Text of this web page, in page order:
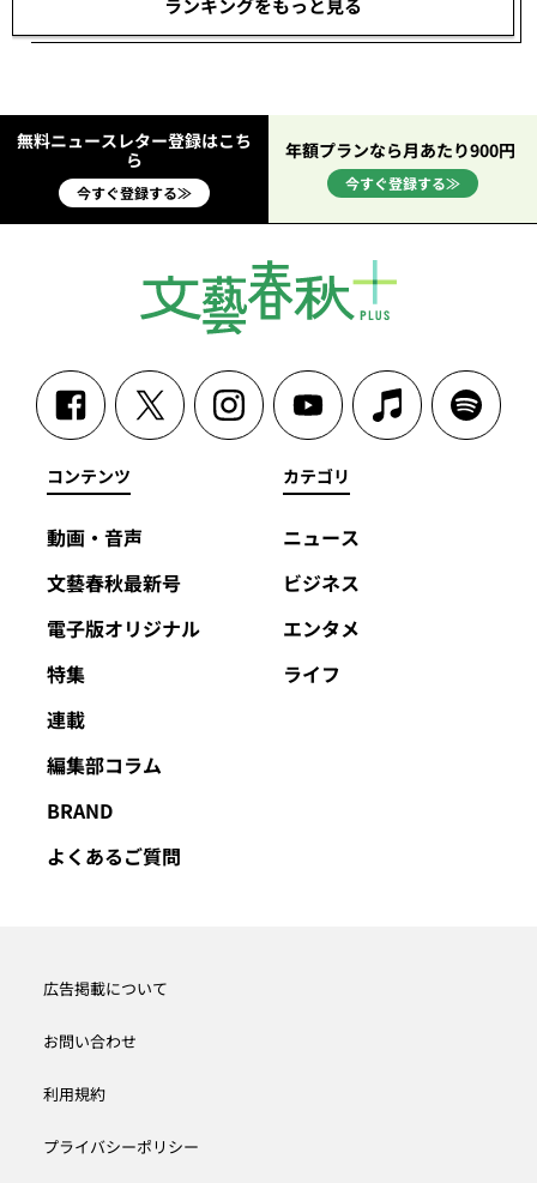
ランキングをもっと見る
無料ニュースレター登録はこち
ら
今すぐ登録する≫
年額プランなら月あたり900円
今すぐ登録する≫
コンテンツ
動画・音声
文藝春秋最新号
電子版オリジナル
特集
連載
編集部コラム
BRAND
よくあるご質問
カテゴリ
ニュース
ビジネス
エンタメ
ライフ
広告掲載について
お問い合わせ
利用規約
プライバシーポリシー